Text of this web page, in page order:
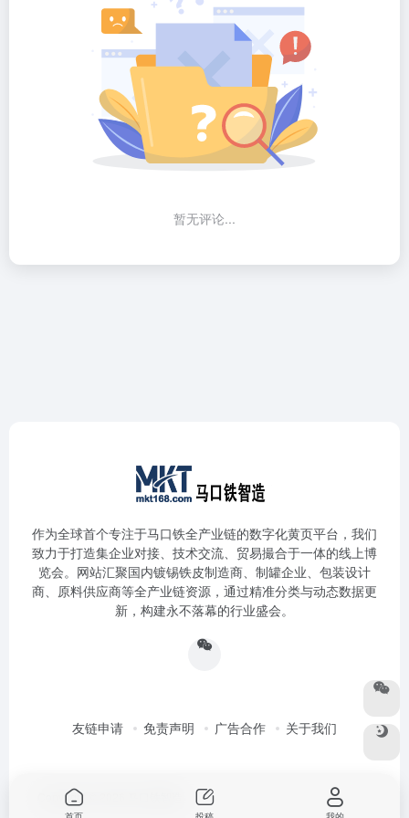
暂无评论...
作为全球首个专注于马口铁全产业链的数字化黄页平台，我们
致力于打造集企业对接、技术交流、贸易撮合于一体的线上博
览会。网站汇聚国内镀锡铁皮制造商、制罐企业、包装设计
商、原料供应商等全产业链资源，通过精准分类与动态数据更
新，构建永不落幕的行业盛会。
友链申请 免责声明 广告合作 关于我们
Copyright © 2026